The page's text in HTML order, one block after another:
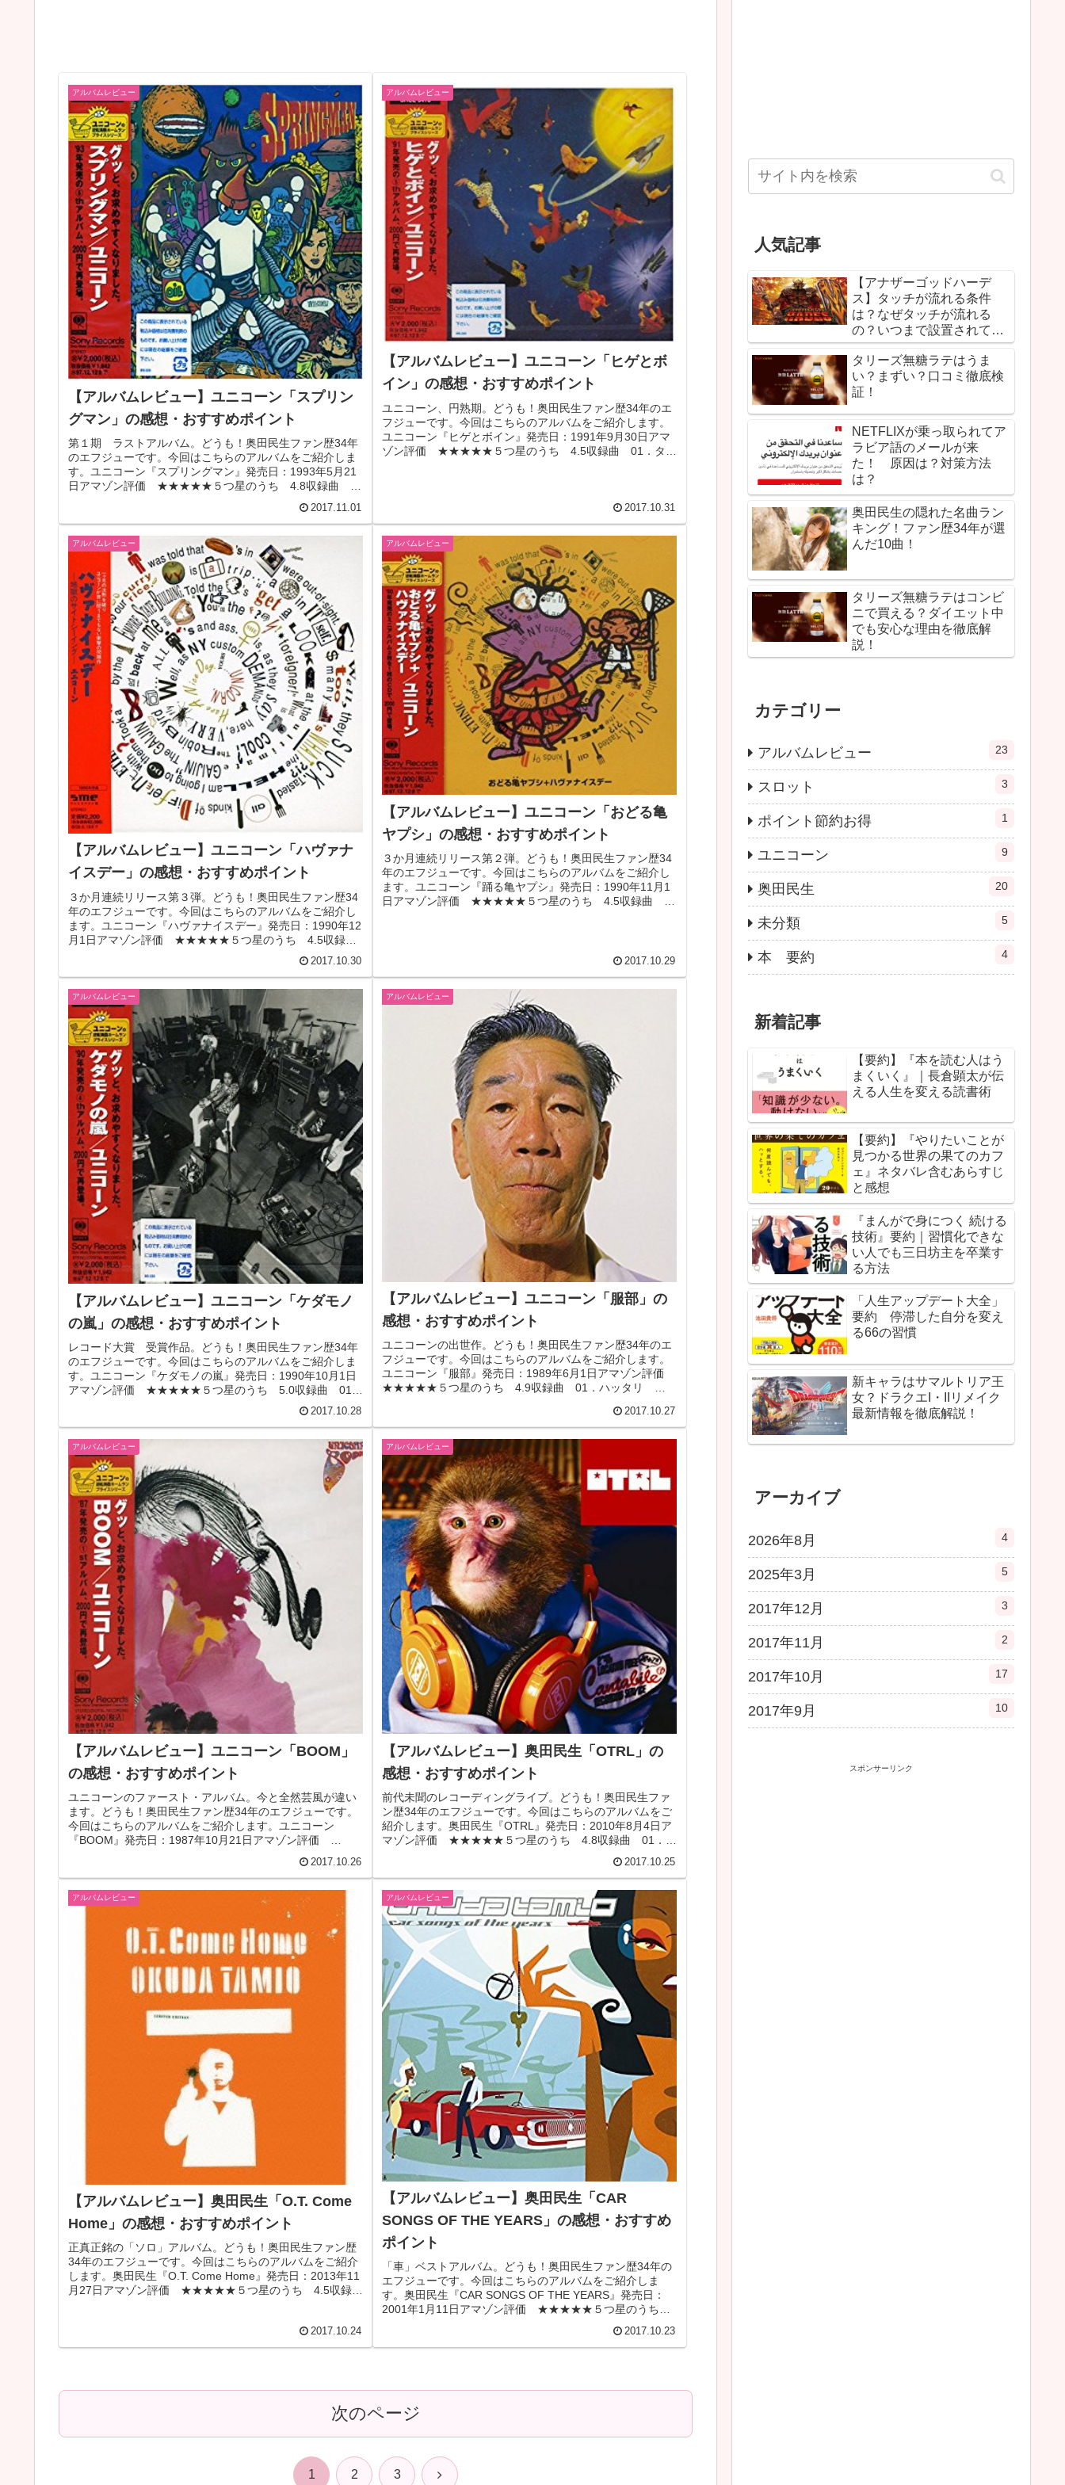
アルバムレビュー
【アルバムレビュー】ユニコーン「スプリン
グマン」の感想・おすすめポイント
第１期 ラストアルバム。どうも！奥田民生ファン歴34年
のエフジューです。今回はこちらのアルバムをご紹介しま
す。ユニコーン『スプリングマン』発売日：1993年5月21
日アマゾン評価 ★★★★★５つ星のうち 4.8収録曲
2017.11.01
アルバムレビュー
【アルバムレビュー】ユニコーン「ヒゲとボ
イン」の感想・おすすめポイント
ユニコーン、円熟期。どうも！奥田民生ファン歴34年のエ
フジューです。今回はこちらのアルバムをご紹介します。
ユニコーン『ヒゲとボイン』発売日：1991年9月30日アマ
ゾン評価 ★★★★★５つ星のうち 4.5収録曲 01．ター
2017.10.31
アルバムレビュー
【アルバムレビュー】ユニコーン「ハヴァナ
イスデー」の感想・おすすめポイント
３か月連続リリース第３弾。どうも！奥田民生ファン歴34
年のエフジューです。今回はこちらのアルバムをご紹介し
ます。ユニコーン『ハヴァナイスデー』発売日：1990年12
月1日アマゾン評価 ★★★★★５つ星のうち 4.5収録
2017.10.30
アルバムレビュー
【アルバムレビュー】ユニコーン「おどる亀
ヤプシ」の感想・おすすめポイント
３か月連続リリース第２弾。どうも！奥田民生ファン歴34
年のエフジューです。今回はこちらのアルバムをご紹介し
ます。ユニコーン『踊る亀ヤプシ』発売日：1990年11月1
日アマゾン評価 ★★★★★５つ星のうち 4.5収録曲
2017.10.29
アルバムレビュー
【アルバムレビュー】ユニコーン「ケダモノ
の嵐」の感想・おすすめポイント
レコード大賞 受賞作品。どうも！奥田民生ファン歴34年
のエフジューです。今回はこちらのアルバムをご紹介しま
す。ユニコーン『ケダモノの嵐』発売日：1990年10月1日
アマゾン評価 ★★★★★５つ星のうち 5.0収録曲 01．
2017.10.28
アルバムレビュー
【アルバムレビュー】ユニコーン「服部」の
感想・おすすめポイント
ユニコーンの出世作。どうも！奥田民生ファン歴34年のエ
フジューです。今回はこちらのアルバムをご紹介します。
ユニコーン『服部』発売日：1989年6月1日アマゾン評価
★★★★★５つ星のうち 4.9収録曲 01．ハッタリ
2017.10.27
アルバムレビュー
【アルバムレビュー】ユニコーン「BOOM」
の感想・おすすめポイント
ユニコーンのファースト・アルバム。今と全然芸風が違い
ます。どうも！奥田民生ファン歴34年のエフジューです。
今回はこちらのアルバムをご紹介します。ユニコーン
『BOOM』発売日：1987年10月21日アマゾン評価
2017.10.26
アルバムレビュー
【アルバムレビュー】奥田民生「OTRL」の
感想・おすすめポイント
前代未聞のレコーディングライブ。どうも！奥田民生ファ
ン歴34年のエフジューです。今回はこちらのアルバムをご
紹介します。奥田民生『OTRL』発売日：2010年8月4日ア
マゾン評価 ★★★★★５つ星のうち 4.8収録曲 01．最
2017.10.25
アルバムレビュー
【アルバムレビュー】奥田民生「O.T. Come
Home」の感想・おすすめポイント
正真正銘の「ソロ」アルバム。どうも！奥田民生ファン歴
34年のエフジューです。今回はこちらのアルバムをご紹介
します。奥田民生『O.T. Come Home』発売日：2013年11
月27日アマゾン評価 ★★★★★５つ星のうち 4.5収録
2017.10.24
アルバムレビュー
【アルバムレビュー】奥田民生「CAR
SONGS OF THE YEARS」の感想・おすすめ
ポイント
「車」ベストアルバム。どうも！奥田民生ファン歴34年の
エフジューです。今回はこちらのアルバムをご紹介しま
す。奥田民生『CAR SONGS OF THE YEARS』発売日：
2001年1月11日アマゾン評価 ★★★★★５つ星のうち
2017.10.23
次のページ
1 2 3 次
人気記事
【アナザーゴッドハーデ
ス】タッチが流れる条件
は？なぜタッチが流れる
の？いつまで設置されて
る？
タリーズ無糖ラテはうま
い？まずい？口コミ徹底検
証！
NETFLIXが乗っ取られてア
ラビア語のメールが来
た！ 原因は？対策方法
は？
奥田民生の隠れた名曲ラン
キング！ファン歴34年が選
んだ10曲！
タリーズ無糖ラテはコンビ
ニで買える？ダイエット中
でも安心な理由を徹底解
説！
カテゴリー
アルバムレビュー 23
スロット 3
ポイント節約お得 1
ユニコーン 9
奥田民生 20
未分類 5
本 要約 4
新着記事
【要約】『本を読む人はう
まくいく』｜長倉顕太が伝
える人生を変える読書術
【要約】『やりたいことが
見つかる世界の果てのカフ
ェ』ネタバレ含むあらすじ
と感想
『まんがで身につく 続ける
技術』要約｜習慣化できな
い人でも三日坊主を卒業す
る方法
「人生アップデート大全」
要約 停滞した自分を変え
る66の習慣
新キャラはサマルトリア王
女？ドラクエI・IIリメイク
最新情報を徹底解説！
アーカイブ
2026年8月 4
2025年3月 5
2017年12月 3
2017年11月 2
2017年10月 17
2017年9月 10
スポンサーリンク